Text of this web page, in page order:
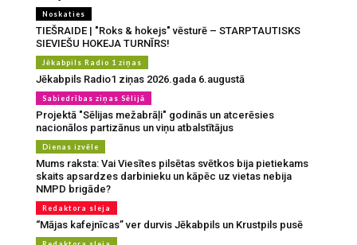
Noskaties
TIEŠRAIDE | "Roks & hokejs" vēsturē – STARPTAUTISKS
SIEVIEŠU HOKEJA TURNĪRS!
Jēkabpils Radio 1 ziņas
Jēkabpils Radio1 ziņas 2026.gada 6.augustā
Sabiedrības ziņas Sēlijā
Projektā "Sēlijas mežabrāļi" godinās un atcerēsies
nacionālos partizānus un viņu atbalstītājus
Dienas izvēle
Mums raksta: Vai Viesītes pilsētas svētkos bija pietiekams
skaits apsardzes darbinieku un kāpēc uz vietas nebija
NMPD brigāde?
Redaktora sleja
“Mājas kafejnīcas” ver durvis Jēkabpils un Krustpils pusē